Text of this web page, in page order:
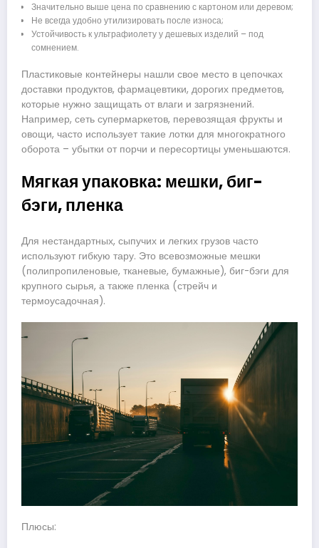
Значительно выше цена по сравнению с картоном или деревом;
Не всегда удобно утилизировать после износа;
Устойчивость к ультрафиолету у дешевых изделий – под
сомнением.
Пластиковые контейнеры нашли свое место в цепочках
доставки продуктов, фармацевтики, дорогих предметов,
которые нужно защищать от влаги и загрязнений.
Например, сеть супермаркетов, перевозящая фрукты и
овощи, часто использует такие лотки для многократного
оборота – убытки от порчи и пересортицы уменьшаются.
Мягкая упаковка: мешки, биг-
бэги, пленка
Для нестандартных, сыпучих и легких грузов часто
используют гибкую тару. Это всевозможные мешки
(полипропиленовые, тканевые, бумажные), биг-бэги для
крупного сырья, а также пленка (стрейч и
термоусадочная).
Плюсы: